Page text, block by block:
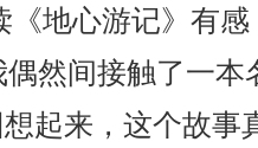
《地心游记》有
偶然间接触了一
起来，这个故事